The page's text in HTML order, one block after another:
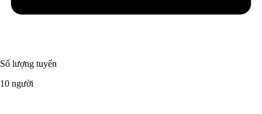
Số lượng tuyển
10 người